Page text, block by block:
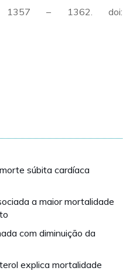
1357 – 1362. doi:
súbita cardíaca
a maior mortalidade
com diminuição da
explica mortalidade